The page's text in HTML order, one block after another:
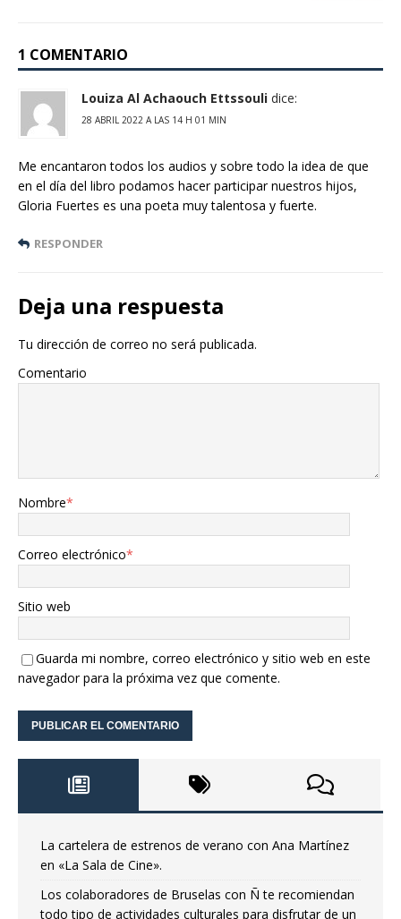
1 COMENTARIO
Louiza Al Achaouch Ettssouli dice:
28 ABRIL 2022 A LAS 14 H 01 MIN
Me encantaron todos los audios y sobre todo la idea de que
en el día del libro podamos hacer participar nuestros hijos,
Gloria Fuertes es una poeta muy talentosa y fuerte.
RESPONDER
Deja una respuesta
Tu dirección de correo no será publicada.
Comentario
Nombre*
Correo electrónico*
Sitio web
Guarda mi nombre, correo electrónico y sitio web en este
navegador para la próxima vez que comente.
La cartelera de estrenos de verano con Ana Martínez
en «La Sala de Cine».
Los colaboradores de Bruselas con Ñ te recomiendan
todo tipo de actividades culturales para disfrutar de un